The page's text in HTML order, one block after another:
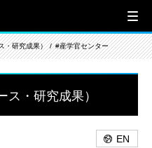
・研究成果） #産学官センター
ス・研究成果）
EN